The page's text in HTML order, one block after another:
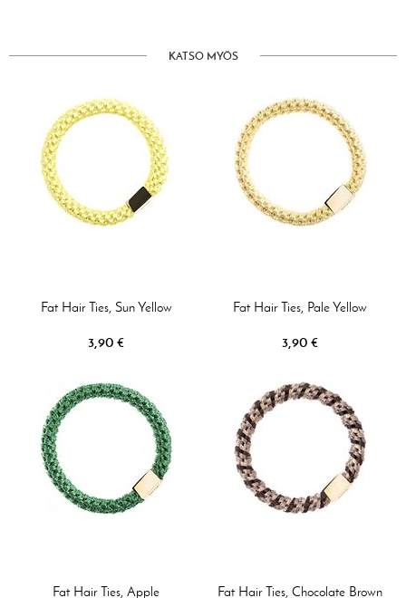
KATSO MYÖS
Fat Hair Ties, Sun Yellow
3,90 €
Fat Hair Ties, Pale Yellow
3,90 €
Fat Hair Ties, Apple
Fat Hair Ties, Chocolate Brown